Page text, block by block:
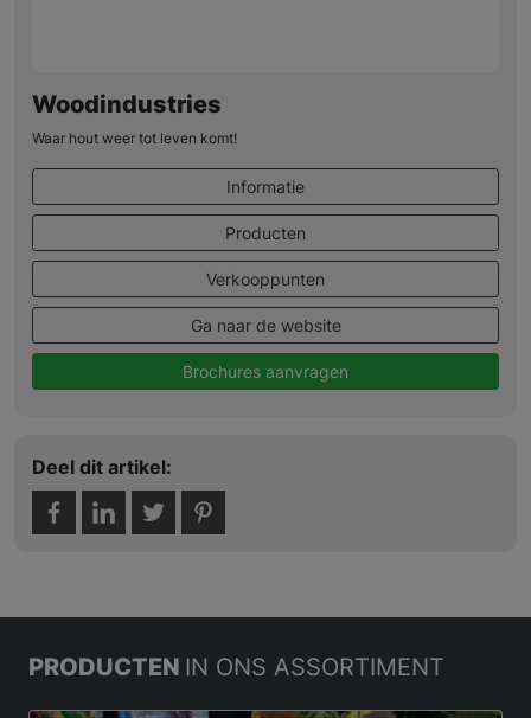
Woodindustries
Waar hout weer tot leven komt!
Informatie
Producten
Verkooppunten
Ga naar de website
Brochures aanvragen
Deel dit artikel:
PRODUCTEN IN ONS ASSORTIMENT